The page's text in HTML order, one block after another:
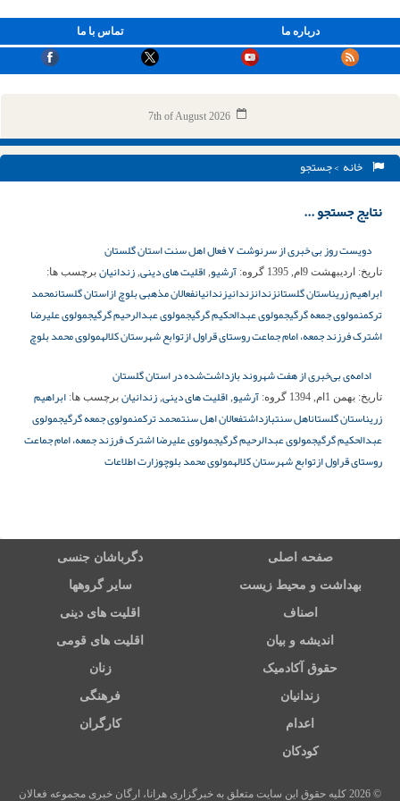
تماس با ما درباره ما
7th of August 2026
خانه > جستجو
نتایج جستجو ...
دویست روز بی خبری از سرنوشت ۷ فعال اهل سنت استان گلستان
تاریخ: اردیبهشت 9ام, 1395 گروه: آرشیو, اقلیت های دینی, زندانیان برچسب ها:
ابراهیم زریناستان گلستانزندانزندانیزندانیانفعالان مذهبی بلوچ ازاستان گلستانمحمد
ترکمنمولوی جمعه گرگیجمولوی عبدالحکیم گرگیجمولوی عبدالرحیم گرگیجمولوی علیرضا
اشترک فرزند جمعه، امام جماعت روستای قراول ازتوابع شهرستان کلالهمولوی محمد بلوچ
ادامه‌ی بی‌خبری از هفت شهروند بازداشت‌شده در استان گلستان
تاریخ: بهمن 1ام, 1394 گروه: آرشیو, اقلیت های دینی, زندانیان برچسب ها: ابراهیم
زریناستان گلستاناهل سنتبازداشتفعالان اهل سنتمحمد ترکمنمولوی جمعه گرگیجمولوی
عبدالحکیم گرگیجمولوی عبدالرحیم گرگیجمولوی علیرضا اشترک فرزند جمعه، امام جماعت
روستای قراول ازتوابع شهرستان کلالهمولوی محمد بلوچوزارت اطلاعات
صفحه اصلی دگرباشان جنسی
بهداشت و محیط زیست سایر گروهها
اصناف اقلیت های دینی
اندیشه و بیان اقلیت های قومی
حقوق آکادمیک زنان
زندانیان فرهنگی
اعدام کارگران
کودکان
© 2026 کلیه حقوق این سایت متعلق به خبرگزاری هرانا، ارگان خبری مجموعه فعالان